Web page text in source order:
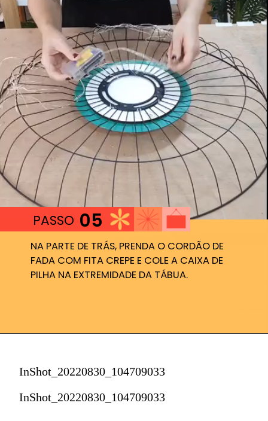
05
NA PARTE DE TRÁS, PRENDA O CORDÃO DE
FADA COM FITA CREPE E COLE A CAIXA DE
PILHA NA EXTREMIDADE DA TÁBUA.
PASSO
InShot_20220830_104709033
InShot_20220830_104709033